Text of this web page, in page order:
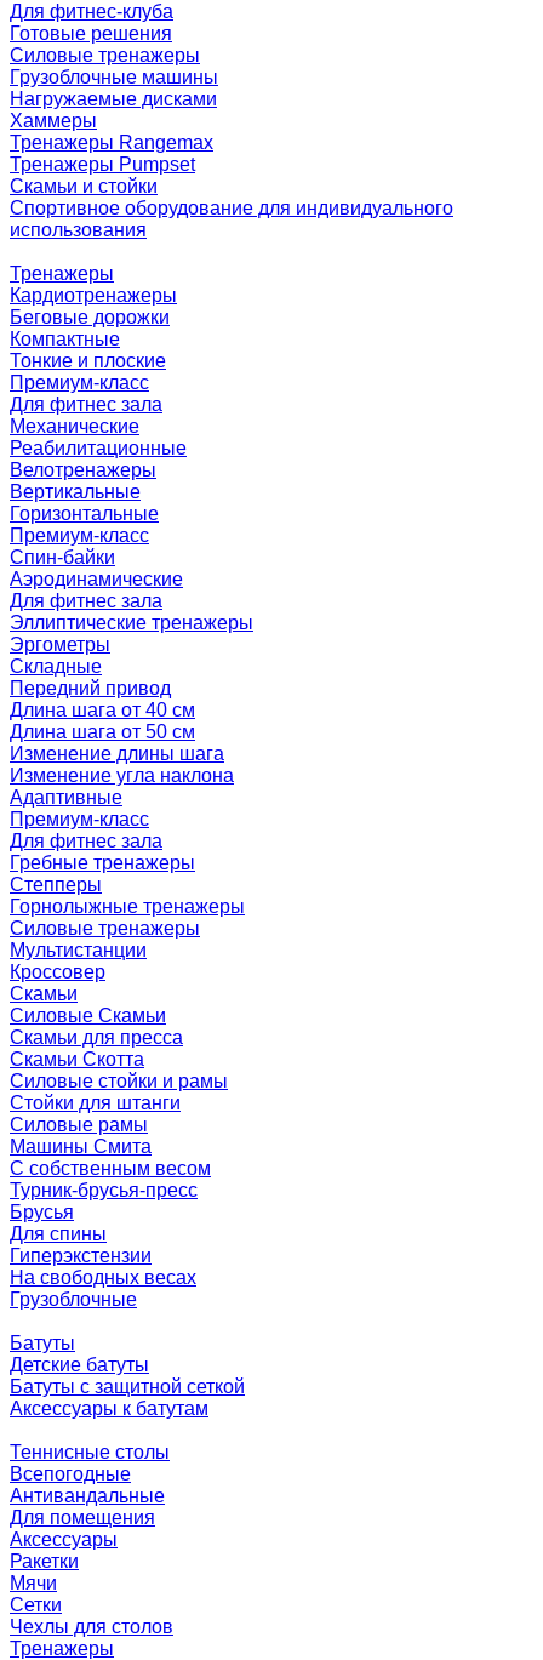
Для фитнес-клуба
Готовые решения
Силовые тренажеры
Грузоблочные машины
Нагружаемые дисками
Хаммеры
Тренажеры Rangemax
Тренажеры Pumpset
Скамьи и стойки
Спортивное оборудование для индивидуального
использования
Тренажеры
Кардиотренажеры
Беговые дорожки
Компактные
Тонкие и плоские
Премиум-класс
Для фитнес зала
Механические
Реабилитационные
Велотренажеры
Вертикальные
Горизонтальные
Премиум-класс
Спин-байки
Аэродинамические
Для фитнес зала
Эллиптические тренажеры
Эргометры
Складные
Передний привод
Длина шага от 40 см
Длина шага от 50 см
Изменение длины шага
Изменение угла наклона
Адаптивные
Премиум-класс
Для фитнес зала
Гребные тренажеры
Степперы
Горнолыжные тренажеры
Силовые тренажеры
Мультистанции
Кроссовер
Скамьи
Силовые Скамьи
Скамьи для пресса
Скамьи Скотта
Силовые стойки и рамы
Стойки для штанги
Силовые рамы
Машины Смита
C собственным весом
Турник-брусья-пресс
Брусья
Для спины
Гиперэкстензии
На свободных весах
Грузоблочные
Батуты
Детские батуты
Батуты с защитной сеткой
Аксессуары к батутам
Теннисные столы
Всепогодные
Антивандальные
Для помещения
Аксессуары
Ракетки
Мячи
Сетки
Чехлы для столов
Тренажеры